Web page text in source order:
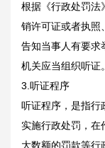
根据《行政处罚法
销许可证或者执照
告知当事人有要求
机关应当组织听证。
3.听证程序
听证程序，是指行
实施行政处罚，在
大数额的罚款等行